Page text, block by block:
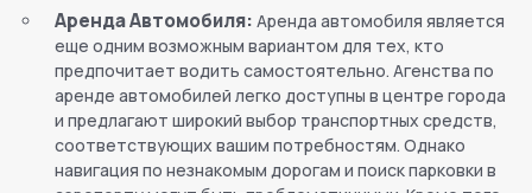
Аренда Автомобиля: Аренда автомобиля является
еще одним возможным вариантом для тех, кто
предпочитает водить самостоятельно. Агенства по
аренде автомобилей легко доступны в центре города
и предлагают широкий выбор транспортных средств,
соответствующих вашим потребностям. Однако
навигация по незнакомым дорогам и поиск парковки в